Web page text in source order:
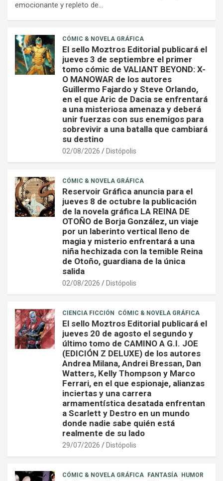
emocionante y repleto de…
CÓMIC & NOVELA GRÁFICA
El sello Moztros Editorial publicará el
jueves 3 de septiembre el primer
tomo cómic de VALIANT BEYOND: X-
O MANOWAR de los autores
Guillermo Fajardo y Steve Orlando,
en el que Aric de Dacia se enfrentará
a una misteriosa amenaza y deberá
unir fuerzas con sus enemigos para
sobrevivir a una batalla que cambiará
su destino
02/08/2026 Distópolis
CÓMIC & NOVELA GRÁFICA
Reservoir Gráfica anuncia para el
jueves 8 de octubre la publicación
de la novela gráfica LA REINA DE
OTOÑO de Borja González, un viaje
por un laberinto vertical lleno de
magia y misterio enfrentará a una
niña hechizada con la temible Reina
de Otoño, guardiana de la única
salida
02/08/2026 Distópolis
CIENCIA FICCIÓN CÓMIC & NOVELA GRÁFICA
El sello Moztros Editorial publicará el
jueves 20 de agosto el segundo y
último tomo de CAMINO A G.I. JOE
(EDICIÓN Z DELUXE) de los autores
Andrea Milana, Andrei Bressan, Dan
Watters, Kelly Thompson y Marco
Ferrari, en el que espionaje, alianzas
inciertas y una carrera
armamentística desatada enfrentan
a Scarlett y Destro en un mundo
donde nadie sabe quién está
realmente de su lado
29/07/2026 Distópolis
CÓMIC & NOVELA GRÁFICA FANTASÍA HUMOR